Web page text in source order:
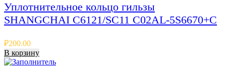
Уплотнительное кольцо гильзы
SHANGCHAI C6121/SC11 C02AL-5S6670+C
₽200.00
В корзину